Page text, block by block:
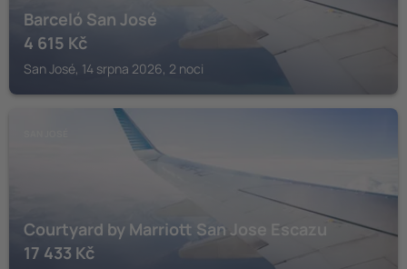
Barceló San José
4 615 Kč
San José, 14 srpna 2026, 2 noci
Courtyard by Marriott San Jose Escazu
17 433 Kč